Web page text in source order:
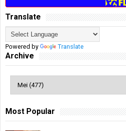
Translate
Powered by Translate
Archive
Most Popular